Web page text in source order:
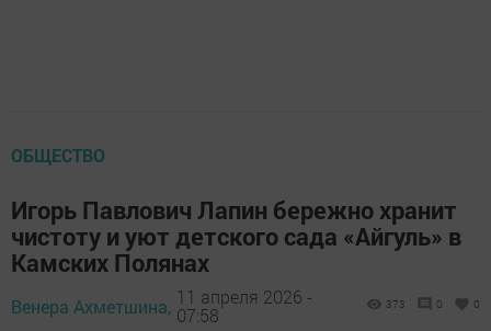
ОБЩЕСТВО
Игорь Павлович Лапин бережно хранит
чистоту и уют детского сада «Айгуль» в
Камских Полянах
Венера Ахметшина, 11 апреля 2026 -
07:58
373 0 0